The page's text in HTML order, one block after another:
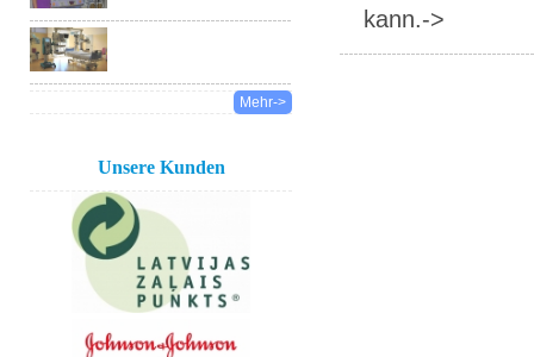
Mehr->
Unsere Kunden
kann.->